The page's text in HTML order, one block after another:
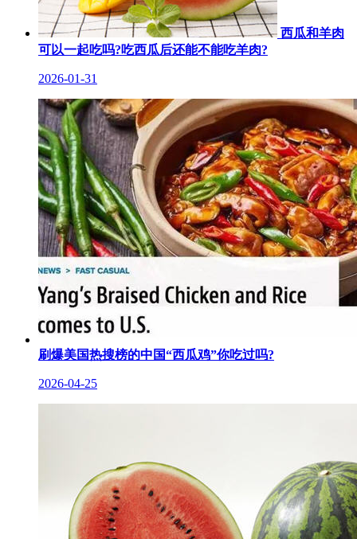
西瓜和羊肉
可以一起吃吗?吃西瓜后还能不能吃羊肉?
2026-01-31
刷爆美国热搜榜的中国“西瓜鸡”你吃过吗?
2026-04-25